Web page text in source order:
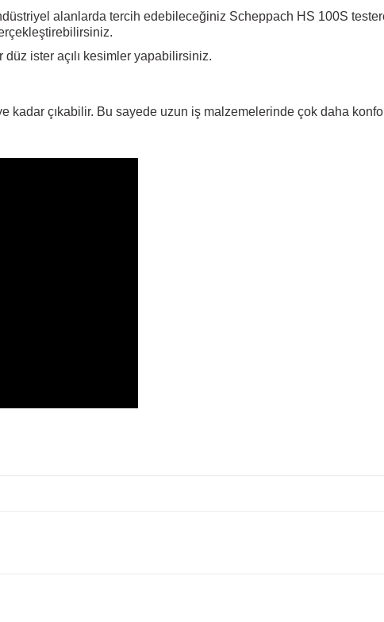
alanlarda tercih edebileceğiniz Scheppach HS 100S
ister açılı kesimler yapabilirsiniz.
kadar çıkabilir. Bu sayede uzun iş malzemelerinde çok daha